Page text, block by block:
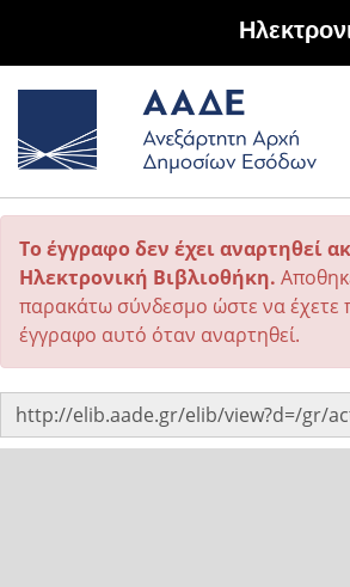
Το έγγραφο δεν έχει αναρτηθεί
Ηλεκτρονική Βιβλιοθήκη.
παρακάτω σύνδεσμο ώστε να
έγγραφο αυτό όταν αναρτηθεί.